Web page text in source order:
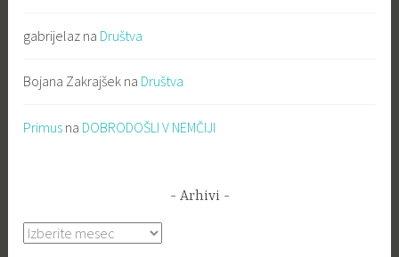
gabrijelaz na Društva
Bojana Zakrajšek na Društva
Primus na DOBRODOŠLI V NEMČIJI
Arhivi
Arhivi